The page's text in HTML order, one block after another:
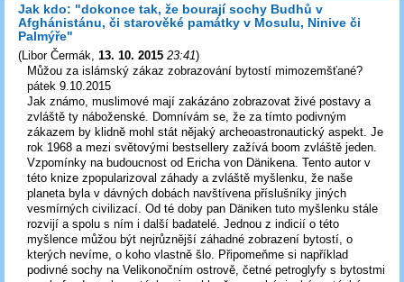
Jak kdo: "dokonce tak, že bourají sochy Budhů v
Afghánistánu, či starověké památky v Mosulu, Ninive či
Palmýře"
(Libor Čermák 13. 10. 2015 23:41)
Můžou za islámský zákaz zobrazování bytostí mimozemšťané?
pátek 9.10.2015
Jak známo, muslimové mají zakázáno zobrazovat živé postavy a
zvláště ty náboženské. Domnívám se, že za tímto podivným
zákazem by klidně mohl stát nějaký archeoastronautický aspekt. Je
rok 1968 a mezi světovými bestsellery zažívá boom zvláště jeden.
Vzpomínky na budoucnost od Ericha von Dänikena. Tento autor v
této knize zpopularizoval záhady a zvláště myšlenku, že naše
planeta byla v dávných dobách navštívena příslušníky jiných
vesmírných civilizací. Od té doby pan Däniken tuto myšlenku stále
rozvijí a spolu s ním i další badatelé. Jednou z indicií o této
myšlence můžou být nejrůznější záhadné zobrazení bytostí, o
kterých nevíme, o koho vlastně šlo. Připomeňme si například
podivné sochy na Velikonočním ostrově, četné petroglyfy s bytostmi